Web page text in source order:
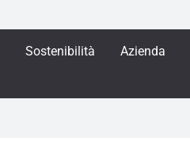
Sostenibilità Azienda